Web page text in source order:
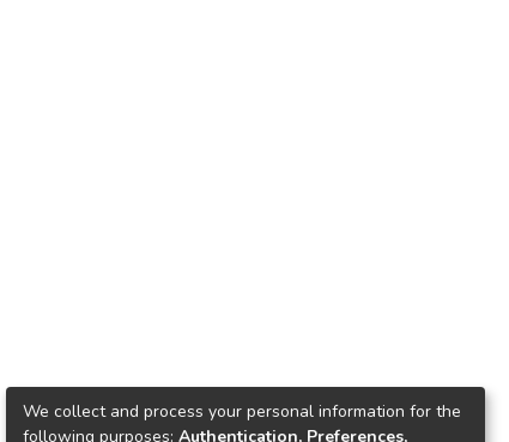
We collect and process your personal information for the
following purposes: Authentication, Preferences,